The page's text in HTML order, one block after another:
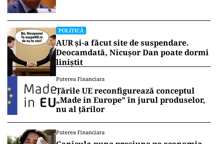
POLITICĂ
AUR și-a făcut site de suspendare.
Deocamdată, Nicușor Dan poate dormi
liniștit
Puterea Financiara
Țările UE reconfigurează conceptul
„Made in Europe” în jurul produselor,
nu al țărilor
Puterea Financiara